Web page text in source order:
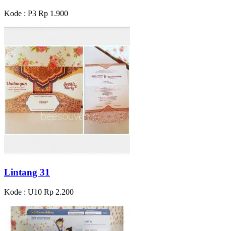
Kode : P3 Rp 1.900
Lintang 31
Kode : U10 Rp 2.200